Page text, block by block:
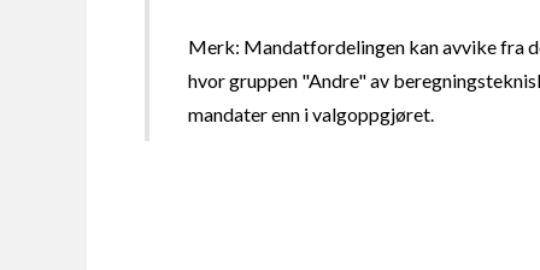
Merk: Mandatfordelingen kan avvike fra
hvor gruppen "Andre" av
mandater enn i valgoppgjøret.